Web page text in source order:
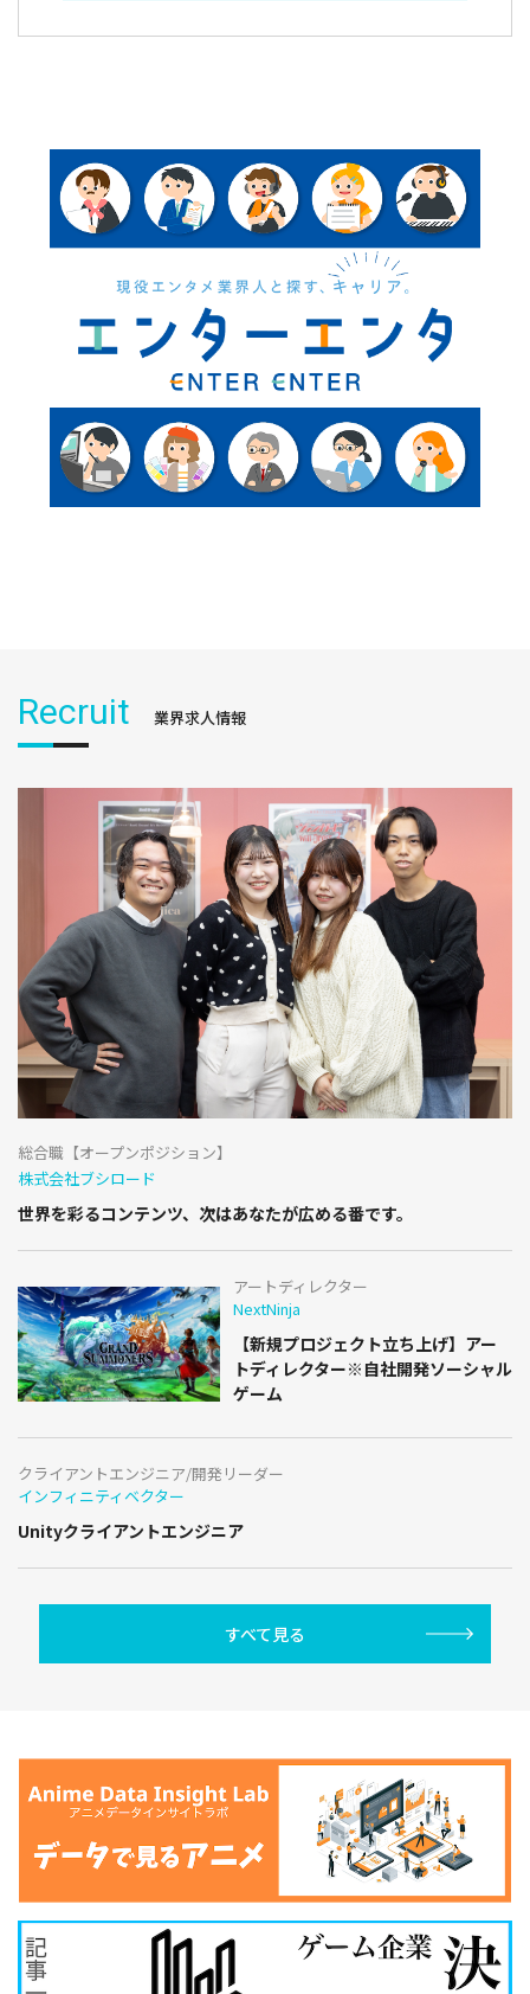
Recruit 業界求人情報
総合職【オープンポジション】
株式会社ブシロード
世界を彩るコンテンツ、次はあなたが広める番です。
アートディレクター
NextNinja
【新規プロジェクト立ち上げ】アー
トディレクター※自社開発ソーシャル
ゲーム
クライアントエンジニア/開発リーダー
インフィニティベクター
Unityクライアントエンジニア
すべて見る